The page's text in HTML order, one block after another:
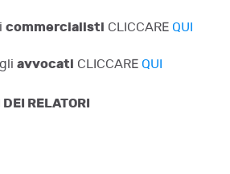
commercialisti CLICCARE QUI
avvocati CLICCARE QUI
RELATORI